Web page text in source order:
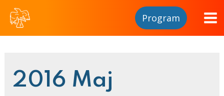
Program
2016 Maj